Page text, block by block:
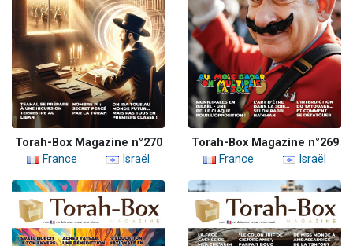
Torah-Box Magazine n°270
France
Israël
Torah-Box Magazine n°269
France
Israël